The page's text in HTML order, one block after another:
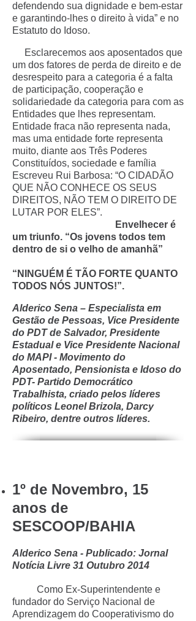
defendendo sua dignidade e bem-estar
e garantindo-lhes o direito à vida” e no
Estatuto do Idoso.
Esclarecemos aos aposentados que
um dos fatores de perda de direito e de
desrespeito para a categoria é a falta
de participação, cooperação e
solidariedade da categoria para com as
Entidades que lhes representam.
Entidade fraca não representa nada,
mas uma entidade forte representa
muito, diante aos Três Poderes
Constituídos, sociedade e família
Escreveu Rui Barbosa: “O CIDADÃO
QUE NÃO CONHECE OS SEUS
DIREITOS, NÃO TEM O DIREITO DE
LUTAR POR ELES”.
Envelhecer é
um triunfo. “Os jovens todos tem
dentro de si o velho de amanhã”
“NINGUÉM É TÃO FORTE QUANTO
TODOS NÓS JUNTOS!”.
Alderico Sena – Especialista em
Gestão de Pessoas, Vice Presidente
do PDT de Salvador, Presidente
Estadual e Vice Presidente Nacional
do MAPI - Movimento do
Aposentado, Pensionista e Idoso do
PDT- Partido Democrático
Trabalhista, criado pelos líderes
políticos Leonel Brizola, Darcy
Ribeiro, dentre outros líderes.
1º de Novembro, 15
anos de
SESCOOP/BAHIA
Alderico Sena - Publicado: Jornal
Notícia Livre 31 Outubro 2014
Como Ex-Superintendente e
fundador do Serviço Nacional de
Aprendizagem do Cooperativismo do